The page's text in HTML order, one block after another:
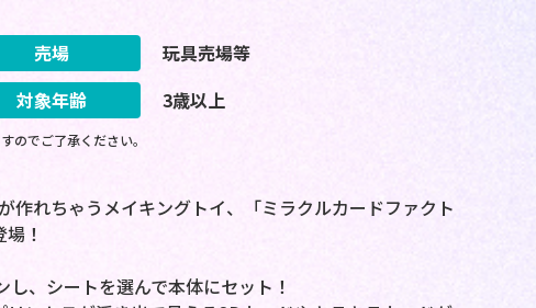
売場
玩具売場等
対象年齢 3歳以上
のでご了承ください。
作れちゃうメイキングトイ、「ミラクルカードファクト
！
、シートを選んで本体にセット！